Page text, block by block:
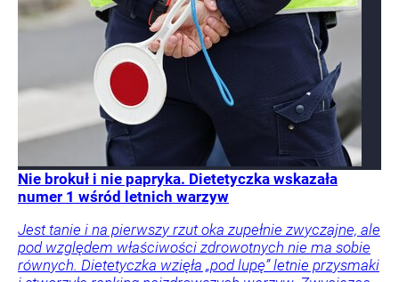
Nie brokuł i nie papryka. Dietetyczka wskazała
numer 1 wśród letnich warzyw
Jest tanie i na pierwszy rzut oka zupełnie zwyczajne, ale
pod względem właściwości zdrowotnych nie ma sobie
równych. Dietetyczka wzięła „pod lupę” letnie przysmaki